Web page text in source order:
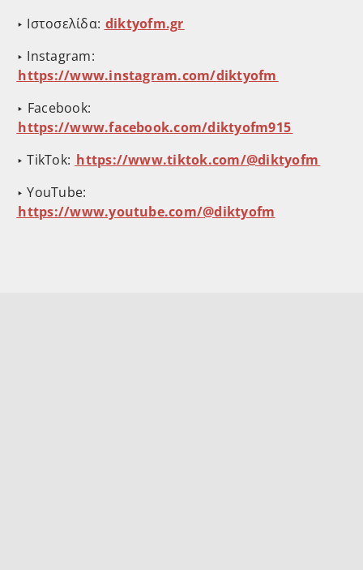
‣ Ιστοσελίδα: ⁠⁠⁠⁠⁠diktyofm.gr⁠⁠⁠⁠⁠
‣ Instagram: ⁠⁠
⁠⁠⁠⁠⁠⁠⁠⁠⁠https://www.instagram.com/diktyofm⁠⁠⁠⁠⁠⁠⁠⁠⁠
⁠⁠‣ Facebook: ⁠⁠
⁠⁠⁠⁠⁠⁠⁠⁠⁠https://www.facebook.com/diktyofm915⁠⁠⁠⁠⁠⁠⁠⁠⁠
‣ TikTok: ⁠⁠ ⁠⁠⁠⁠⁠⁠⁠⁠⁠https://www.tiktok.com/@diktyofm⁠⁠⁠⁠⁠⁠⁠⁠⁠
‣ YouTube:
⁠⁠⁠⁠⁠⁠⁠⁠⁠https://www.youtube.com/@diktyofm⁠